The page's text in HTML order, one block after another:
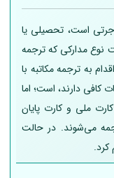
است، تحصیلی یا
نوع مدارکی که ترجمه
به ترجمه مکاتبه با
کافی دارند، است؛ اما
ملی و کارت پایان
می‌شوند. در حالت